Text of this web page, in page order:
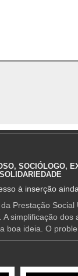
SOCIÓLOGO,
à inserção
Prestação
A simplificação dos
boa ideia. O